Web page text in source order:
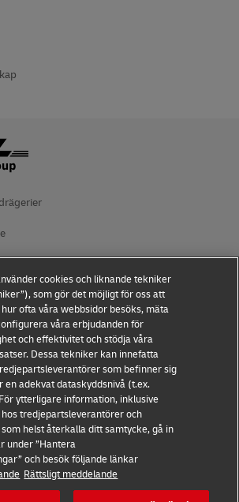
cookies och liknande tekniker
som gör det möjligt för oss att
ofta våra webbsidor besöks, mäta
våra erbjudanden för
och effektivitet och stödja våra
Dessa tekniker kan innefatta
som befinner sig
en adekvat dataskyddsnivå (t.ex.
ytterligare information, inklusive
tredjepartsleverantörer och
helst återkalla ditt samtycke, gå in
under ”Hantera
och besök följande länkar
Rättsligt meddelande